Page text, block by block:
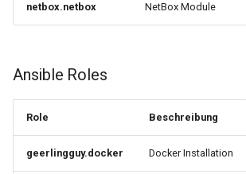
netbox.netbox NetBox Module
Ansible Roles
Role Beschreibung
geerlingguy.docker Docker Installation